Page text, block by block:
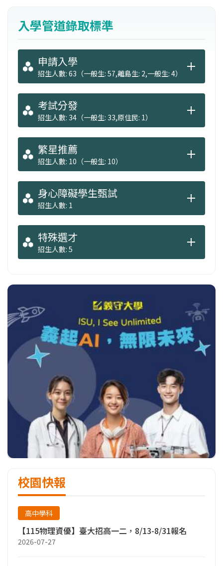
系統、金融計算、資訊檢索與擷取、生物資
訊、嵌入式系統、無線網路、和機器發現等重
要且先進之研究領域。
入學管道錄取標準
申請入學
招生人數: 63（一般生: 57,離島生: 2,一般生: 4）
考試分發
招生人數: 34（一般生: 33,原住民: 1）
繁星推薦
招生人數: 10（一般生: 10）
身心障礙學生甄試
招生人數: 1
特殊選才
招生人數: 5
校園快報
高中學科
【115物理資優】臺大招高一二，8/13-8/31報名
2026-07-27